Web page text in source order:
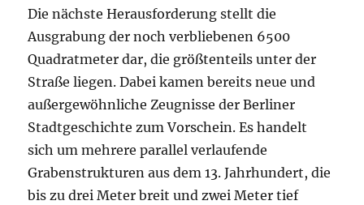
Die nächste Herausforderung stellt die
Ausgrabung der noch verbliebenen 6500
Quadratmeter dar, die größtenteils unter der
Straße liegen. Dabei kamen bereits neue und
außergewöhnliche Zeugnisse der Berliner
Stadtgeschichte zum Vorschein. Es handelt
sich um mehrere parallel verlaufende
Grabenstrukturen aus dem 13. Jahrhundert, die
bis zu drei Meter breit und zwei Meter tief